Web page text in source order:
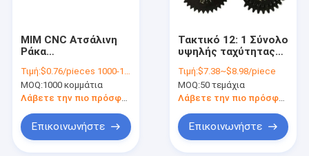
MIM CNC Ατσάλινη
Ράκα
Προσαρμοσμένη για
τον τομέα της
αυτοκινητοβιομηχανίας
Τιμή:$0.76/pieces 1000-1999 pieces
MOQ:1000 κομμάτια
Λάβετε την πιο πρόσφατη τιμή
Επικοινωνήστε
Τακτικό 12: 1 Σύνολο
υψηλής ταχύτητας
Airsoft AEG Gearbox
Κυνηγικό παιχνίδι
αξεσουάρ
Τιμή:$7.38~$8.98/piece
MOQ:50 τεμάχια
Επικοινωνήστε